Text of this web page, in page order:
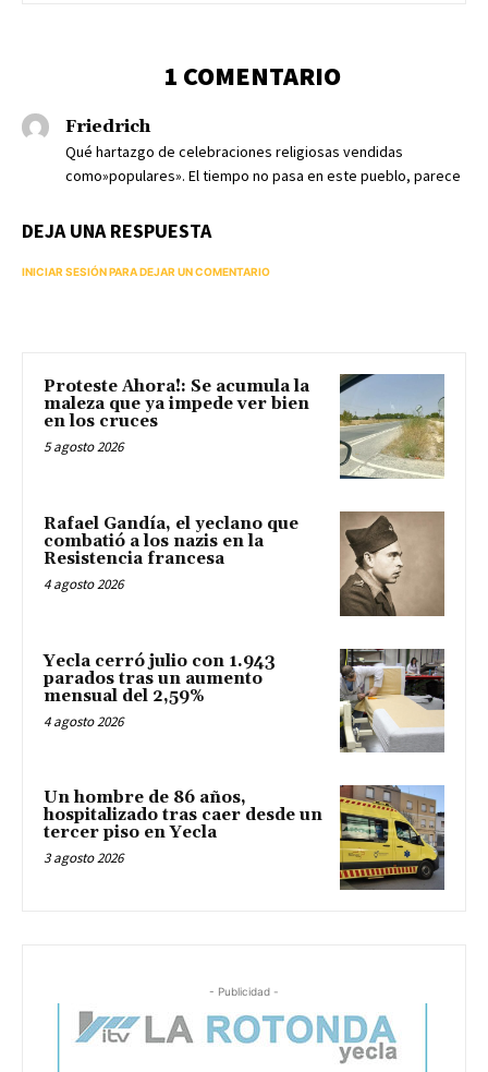
1 COMENTARIO
Friedrich
Qué hartazgo de celebraciones religiosas vendidas
como»populares». El tiempo no pasa en este pueblo, parece
DEJA UNA RESPUESTA
INICIAR SESIÓN PARA DEJAR UN COMENTARIO
Proteste Ahora!: Se acumula la
maleza que ya impede ver bien
en los cruces
5 agosto 2026
Rafael Gandía, el yeclano que
combatió a los nazis en la
Resistencia francesa
4 agosto 2026
Yecla cerró julio con 1.943
parados tras un aumento
mensual del 2,59%
4 agosto 2026
Un hombre de 86 años,
hospitalizado tras caer desde un
tercer piso en Yecla
3 agosto 2026
- Publicidad -